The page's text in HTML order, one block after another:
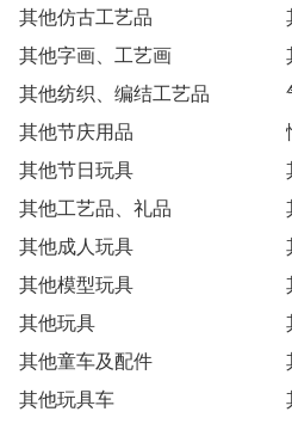
其他仿古工艺品
其他字画、工艺画
其他纺织、编结工艺品
其他节庆用品
其他节日玩具
其他工艺品、礼品
其他成人玩具
其他模型玩具
其他玩具
其他童车及配件
其他玩具车